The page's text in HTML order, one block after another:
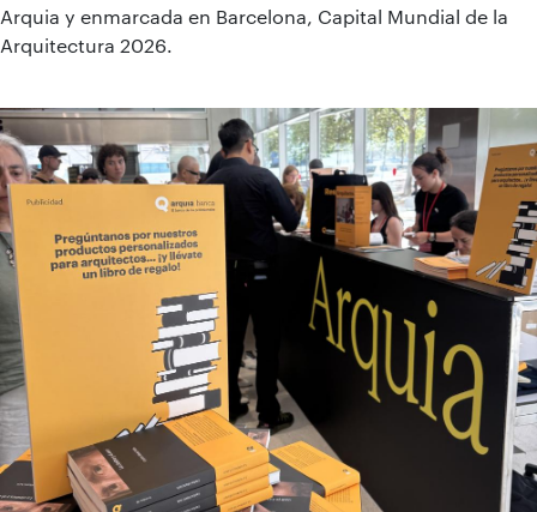
Arquia y enmarcada en Barcelona, Capital Mundial de la
Arquitectura 2026.